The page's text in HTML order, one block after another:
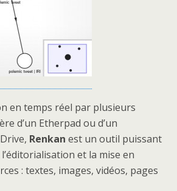
en temps réel par plusieurs
d’un Etherpad ou d’un
Renkan est un outil puissant
et la mise en
: textes, images, vidéos, pages